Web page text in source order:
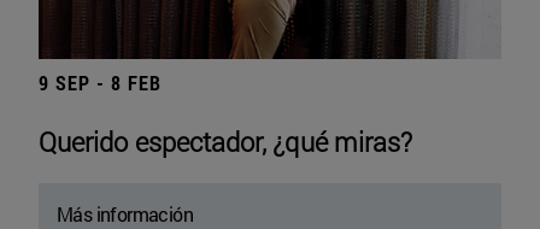
9 SEP - 8 FEB
Querido espectador, ¿qué miras?
Más información